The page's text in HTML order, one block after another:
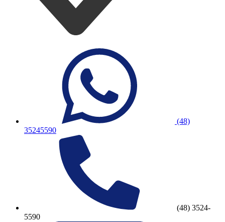
(48)
35245590
(48) 3524-
5590